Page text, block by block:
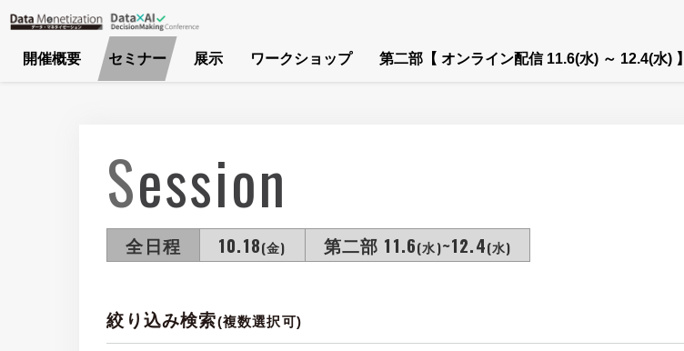
開催概要
セミナー 展示 ワークショップ 第二部【 オンライン配信 11.6(水) ～ 12.4(水) 】
Session
全日程 10.18(金) 第二部 11.6(水)~12.4(水)
絞り込み検索(複数選択可)